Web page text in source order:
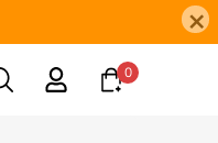
×
0